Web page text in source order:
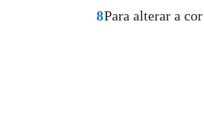
8Para alterar a